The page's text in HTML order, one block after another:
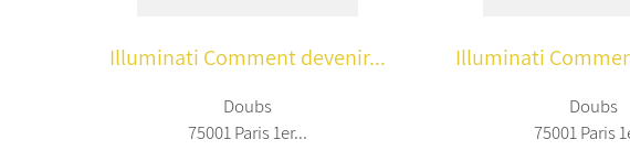
Illuminati Comment devenir...
Doubs
75001 Paris 1er...
Illuminati
Doubs
75001 Paris